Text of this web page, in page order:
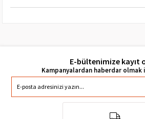
E-bültenimize kayıt